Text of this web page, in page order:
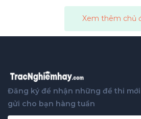
Xem thêm chủ
Đăng ký để nhận những đề thi
gửi cho bạn hàng tuần